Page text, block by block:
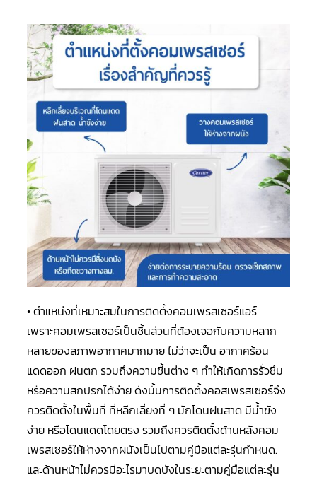
คอมเพรสเซอร์
แอร์
ROTARY
LG
คอมเพรสเซอร์
แอร์
ROTARY
LG
คอมเพรสเซอร์
ROTARY
LG
น้ำยา
แอร์
R410A
แอร์
ROTARY
น้ำยา
R32
คอมเพรสเซอร์
แอร์
DAIKIN
คอมเพรสเซอร์
ลูกสูบ
• ตำแหน่งที่เหมาะสมในการติดตั้งคอมเพรสเซอร์แอร์
เพราะคอมเพรสเซอร์เป็นชิ้นส่วนที่ต้องเจอกับความหลาก
หลายของสภาพอากาศมากมาย ไม่ว่าจะเป็น อากาศร้อน
แดดออก ฝนตก รวมถึงความชื้นต่าง ๆ ทำให้เกิดการรั่วซึม
หรือความสกปรกได้ง่าย ดังนั้นการติดตั้งคอสเพรสเซอร์จึง
ควรติดตั้งในพื้นที่ ที่หลีกเลี่ยงที่ ๆ มักโดนฝนสาด มีน้ำขัง
ง่าย หรือโดนแดดโดยตรง รวมถึงควรติดตั้งด้านหลังคอม
เพรสเซอร์ให้ห่างจากผนังเป็นไปตามคู่มือแต่ละรุ่นกำหนด.
และด้านหน้าไม่ควรมีอะไรมาบดบังในระยะตามคู่มือแต่ละรุ่น